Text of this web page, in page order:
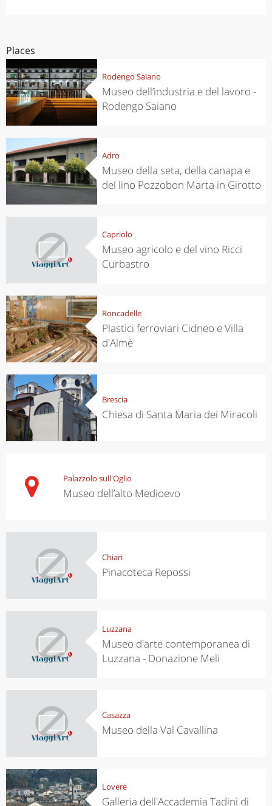
Places
Rodengo Saiano
Museo dell’industria e del lavoro -
Rodengo Saiano
Adro
Museo della seta, della canapa e
del lino Pozzobon Marta in Girotto
Capriolo
Museo agricolo e del vino Ricci
Curbastro
Roncadelle
Plastici ferroviari Cidneo e Villa
d'Almè
Brescia
Chiesa di Santa Maria dei Miracoli
Palazzolo sull'Oglio
Museo dell’alto Medioevo
Chiari
Pinacoteca Repossi
Luzzana
Museo d'arte contemporanea di
Luzzana - Donazione Meli
Casazza
Museo della Val Cavallina
Lovere
Galleria dell'Accademia Tadini di